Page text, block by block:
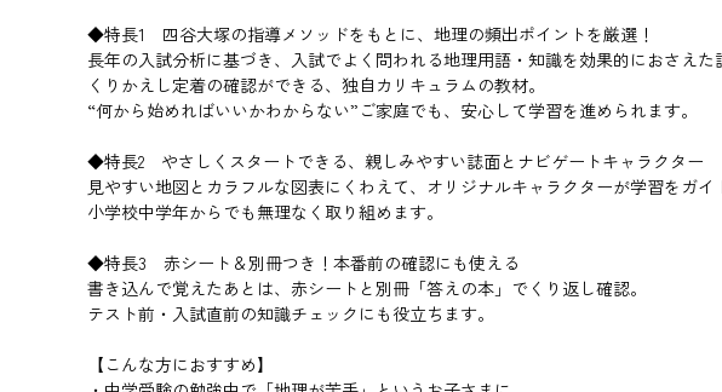
◆特長1 四谷大塚の指導メソッドをもとに、地理の頻出ポイントを厳選！
長年の入試分析に基づき、入試でよく問われる地理用語・知識を効果的におさえた
くりかえし定着の確認ができる、独自カリキュラムの教材。
“何から始めればいいかわからない”ご家庭でも、安心して学習を進められます。
◆特長2 やさしくスタートできる、親しみやすい誌面とナビゲートキャラクター
見やすい地図とカラフルな図表にくわえて、オリジナルキャラクターが学習をガイ
小学校中学年からでも無理なく取り組めます。
◆特長3 赤シート＆別冊つき！本番前の確認にも使える
書き込んで覚えたあとは、赤シートと別冊「答えの本」でくり返し確認。
テスト前・入試直前の知識チェックにも役立ちます。
【こんな方におすすめ】